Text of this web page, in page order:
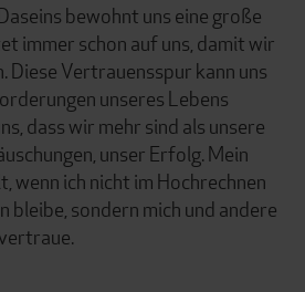
bewohnt uns eine große
immer schon auf uns, damit wir
Diese Vertrauensspur kann uns
unseres Lebens
dass wir mehr sind als unsere
unser Erfolg. Mein
wenn ich nicht im Hochrechnen
bleibe, sondern mich und andere